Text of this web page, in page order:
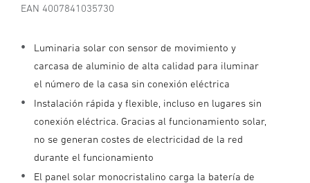
EAN 4007841035730
Luminaria solar con sensor de movimiento y
carcasa de aluminio de alta calidad para iluminar
el número de la casa sin conexión eléctrica
Instalación rápida y flexible, incluso en lugares sin
conexión eléctrica. Gracias al funcionamiento solar,
no se generan costes de electricidad de la red
durante el funcionamiento
El panel solar monocristalino carga la batería de